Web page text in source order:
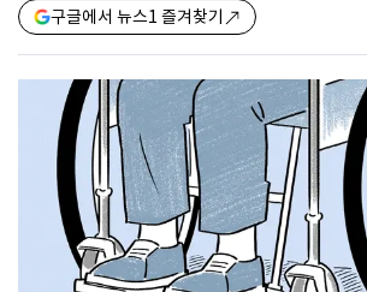
구글에서 뉴스1 즐겨찾기